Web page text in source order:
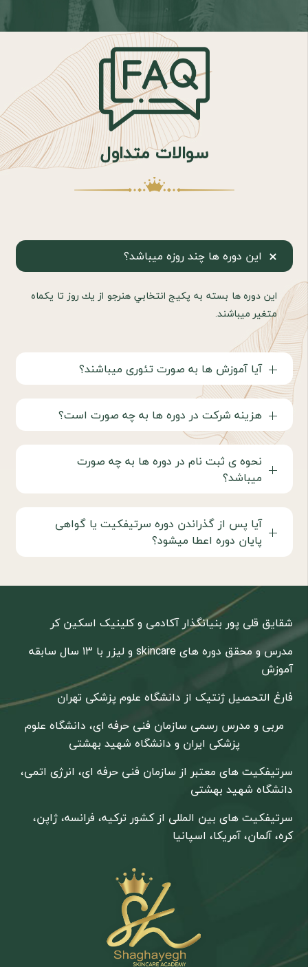
سوالات متداول
اين دوره ها چند روزه ميباشد؟
اين دوره ها بسته به پكيج انتخابي هنرجو از يك روز تا يكماه
متغير ميباشند.
آیا آموزش ها به صورت تئوری ميباشند؟
هزینه شرکت در دوره ها به چه صورت است؟
نحوه ی ثبت نام در دوره ها به چه صورت
میباشد؟
آیا پس از گذراندن دوره سرتیفکیت یا گواهی
پایان دوره اعطا میشود؟
شقایق قلی پور بنیانگذار آکادمی و کلینیک اسکین کر
مدرس و محقق دوره های skincare و لیزر با ۱۳ سال سابقه
آموزش
فارغ التحصیل ژنتیک از دانشگاه علوم پزشکی تهران
مربی و مدرس رسمی سازمان فنی حرفه ای، دانشگاه علوم
پزشکی ایران و دانشگاه شهید بهشتی
سرتیفکیت های معتبر از سازمان فنی حرفه ای، انرژی اتمی،
دانشگاه شهید بهشتی
سرتیفکیت های بین المللی از کشور ترکیه، فرانسه، ژاپن،
کره، آلمان، آمریکا، اسپانیا